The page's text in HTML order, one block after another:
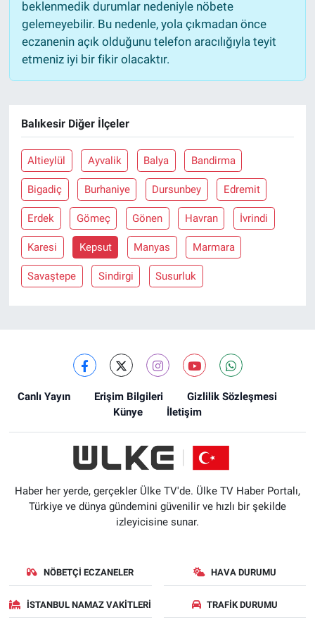
beklenmedik durumlar nedeniyle nöbete
gelemeyebilir. Bu nedenle, yola çıkmadan önce
eczanenin açık olduğunu telefon aracılığıyla teyit
etmeniz iyi bir fikir olacaktır.
Balıkesir Diğer İlçeler
Altieylül Ayvalik Balya Bandirma
Bigadiç Burhaniye Dursunbey Edremit
Erdek Gömeç Gönen Havran İvrindi
Karesi Kepsut Manyas Marmara
Savaştepe Sindirgi Susurluk
Canlı Yayın Erişim Bilgileri
Gizlilik Sözleşmesi
Künye
İletişim
Haber her yerde, gerçekler Ülke TV'de. Ülke TV Haber Portalı,
Türkiye ve dünya gündemini güvenilir ve hızlı bir şekilde
izleyicisine sunar.
NÖBETÇI ECZANELER HAVA DURUMU
İSTANBUL NAMAZ VAKITLERI TRAFIK DURUMU